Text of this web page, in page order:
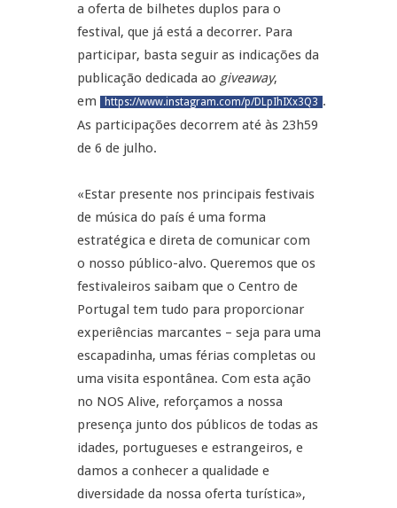
a oferta de bilhetes duplos para o
festival, que já está a decorrer. Para
participar, basta seguir as indicações da
publicação dedicada ao giveaway,
em
https://www.instagram.com/p/DLpIhIXx3Q3 .
As participações decorrem até às 23h59
de 6 de julho.
«Estar presente nos principais festivais
de música do país é uma forma
estratégica e direta de comunicar com
o nosso público-alvo. Queremos que os
festivaleiros saibam que o Centro de
Portugal tem tudo para proporcionar
experiências marcantes – seja para uma
escapadinha, umas férias completas ou
uma visita espontânea. Com esta ação
no NOS Alive, reforçamos a nossa
presença junto dos públicos de todas as
idades, portugueses e estrangeiros, e
damos a conhecer a qualidade e
diversidade da nossa oferta turística»,